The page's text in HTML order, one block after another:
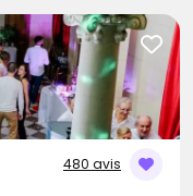
480 avis